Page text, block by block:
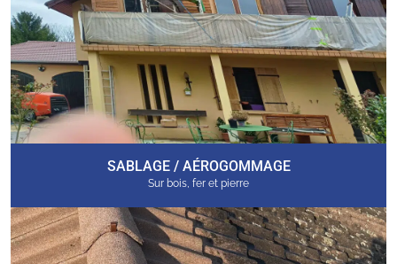
SABLAGE / AÉROGOMMAGE
Sur bois, fer et pierre